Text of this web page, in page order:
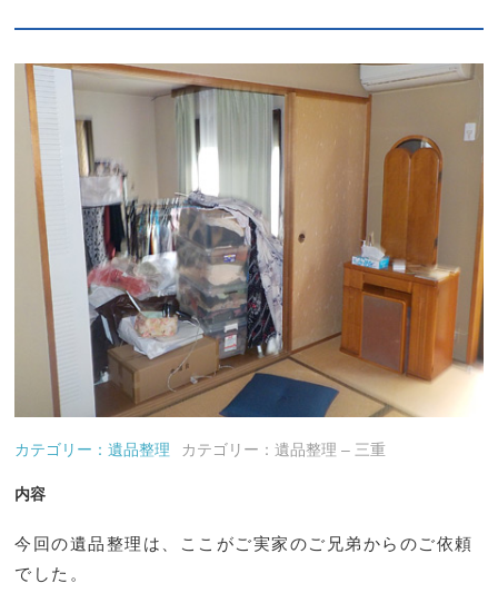
カテゴリー：遺品整理 カテゴリー：遺品整理 – 三重
内容
今回の遺品整理は、ここがご実家のご兄弟からのご依頼
でした。